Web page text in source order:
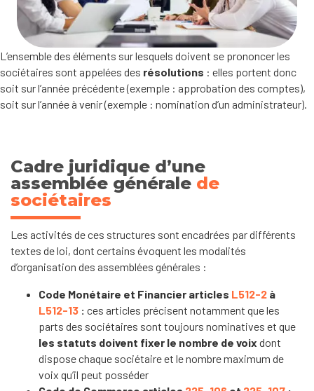
L’ensemble des éléments sur lesquels doivent se prononcer les
sociétaires sont appelées des résolutions : elles portent donc
soit sur l’année précédente (exemple : approbation des comptes),
soit sur l’année à venir (exemple : nomination d’un administrateur).
Cadre juridique d’une
assemblée générale de
sociétaires
Les activités de ces structures sont encadrées par différents
textes de loi, dont certains évoquent les modalités
d’organisation des assemblées générales :
Code Monétaire et Financier articles L512-2 à
L512-13 : ces articles précisent notamment que les
parts des sociétaires sont toujours nominatives et que
les statuts doivent fixer le nombre de voix dont
dispose chaque sociétaire et le nombre maximum de
voix qu’il peut posséder